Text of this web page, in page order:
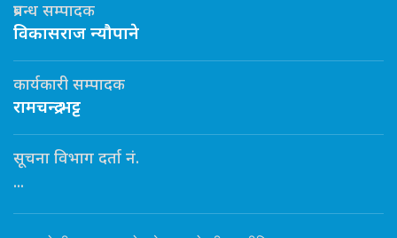
प्रबन्ध सम्पादक
विकासराज न्यौपाने
कार्यकारी सम्पादक
रामचन्द्र भट्ट
सूचना विभाग दर्ता नं.
...